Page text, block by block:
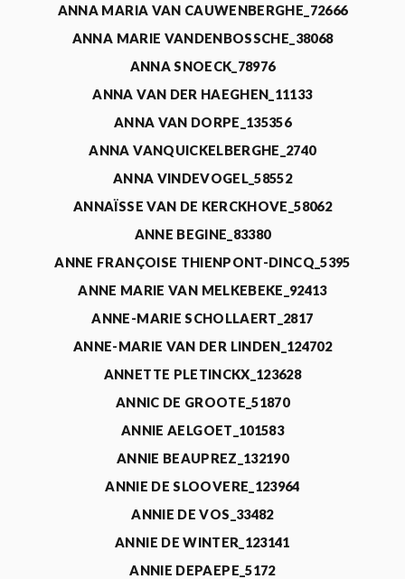
ANNA MARIA VAN CAUWENBERGHE_72666
ANNA MARIE VANDENBOSSCHE_38068
ANNA SNOECK_78976
ANNA VAN DER HAEGHEN_11133
ANNA VAN DORPE_135356
ANNA VANQUICKELBERGHE_2740
ANNA VINDEVOGEL_58552
ANNAÏSSE VAN DE KERCKHOVE_58062
ANNE BEGINE_83380
ANNE FRANÇOISE THIENPONT-DINCQ_5395
ANNE MARIE VAN MELKEBEKE_92413
ANNE-MARIE SCHOLLAERT_2817
ANNE-MARIE VAN DER LINDEN_124702
ANNETTE PLETINCKX_123628
ANNIC DE GROOTE_51870
ANNIE AELGOET_101583
ANNIE BEAUPREZ_132190
ANNIE DE SLOOVERE_123964
ANNIE DE VOS_33482
ANNIE DE WINTER_123141
ANNIE DEPAEPE_5172